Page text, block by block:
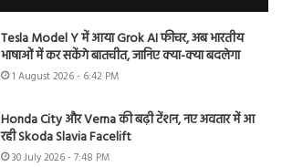
Tesla Model Y में आया Grok AI फीचर, अब भारतीय
भाषाओं में कर सकेंगे बातचीत, जानिए क्या-क्या बदलेगा
1 August 2026 - 6:42 PM
Honda City और Verna की बढ़ी टेंशन, नए अवतार में आ
रही Skoda Slavia Facelift
30 July 2026 - 7:48 PM